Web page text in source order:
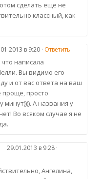
сделать еще не
классный, как
в 9:20 · Ответить
что написала
Вы видимо его
и от вас ответа на ваш
просто
минут)))). А названия у
Во всяком случае я не
29.01.2013 в 9:28 ·
Ангелина,